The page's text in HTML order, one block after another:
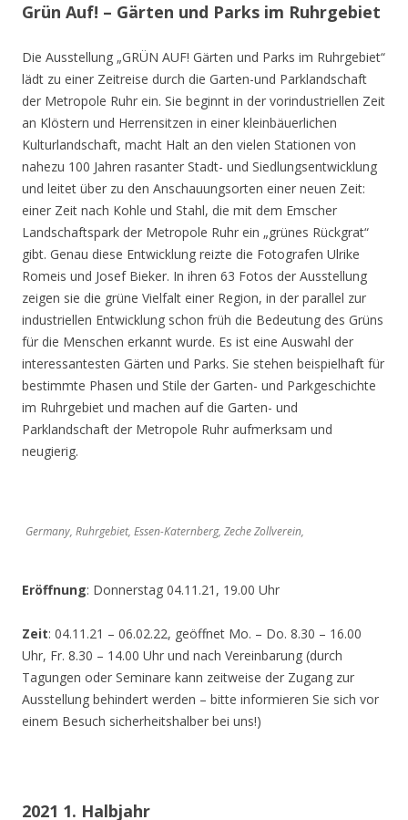
Grün Auf! – Gärten und Parks im Ruhrgebiet
Die Ausstellung „GRÜN AUF! Gärten und Parks im Ruhrgebiet“
lädt zu einer Zeitreise durch die Garten-und Parklandschaft
der Metropole Ruhr ein. Sie beginnt in der vorindustriellen Zeit
an Klöstern und Herrensitzen in einer kleinbäuerlichen
Kulturlandschaft, macht Halt an den vielen Stationen von
nahezu 100 Jahren rasanter Stadt- und Siedlungsentwicklung
und leitet über zu den Anschauungsorten einer neuen Zeit:
einer Zeit nach Kohle und Stahl, die mit dem Emscher
Landschaftspark der Metropole Ruhr ein „grünes Rückgrat“
gibt. Genau diese Entwicklung reizte die Fotografen Ulrike
Romeis und Josef Bieker. In ihren 63 Fotos der Ausstellung
zeigen sie die grüne Vielfalt einer Region, in der parallel zur
industriellen Entwicklung schon früh die Bedeutung des Grüns
für die Menschen erkannt wurde. Es ist eine Auswahl der
interessantesten Gärten und Parks. Sie stehen beispielhaft für
bestimmte Phasen und Stile der Garten- und Parkgeschichte
im Ruhrgebiet und machen auf die Garten- und
Parklandschaft der Metropole Ruhr aufmerksam und
neugierig.
Germany, Ruhrgebiet, Essen-Katernberg, Zeche Zollverein,
Eröffnung: Donnerstag 04.11.21, 19.00 Uhr
Zeit: 04.11.21 – 06.02.22, geöffnet Mo. – Do. 8.30 – 16.00
Uhr, Fr. 8.30 – 14.00 Uhr und nach Vereinbarung (durch
Tagungen oder Seminare kann zeitweise der Zugang zur
Ausstellung behindert werden – bitte informieren Sie sich vor
einem Besuch sicherheitshalber bei uns!)
2021 1. Halbjahr